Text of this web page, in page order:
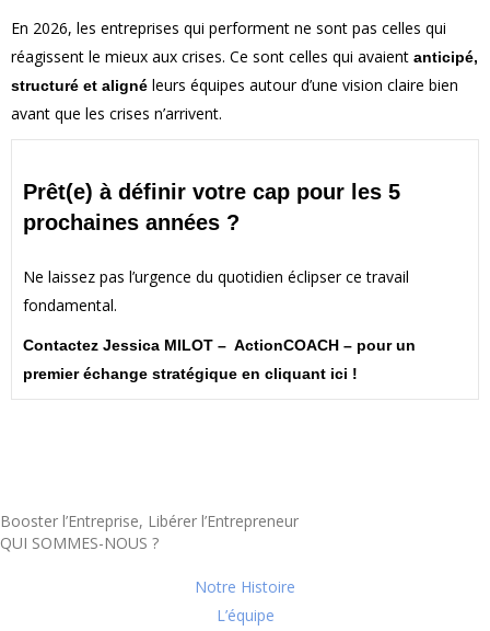
En 2026, les entreprises qui performent ne sont pas celles qui
réagissent le mieux aux crises. Ce sont celles qui avaient anticipé,
structuré et aligné leurs équipes autour d’une vision claire bien
avant que les crises n’arrivent.
Prêt(e) à définir votre cap pour les 5
prochaines années ?
Ne laissez pas l’urgence du quotidien éclipser ce travail
fondamental.
Contactez Jessica MILOT – ActionCOACH – pour un
premier échange stratégique en cliquant ici !
Booster l’Entreprise, Libérer l’Entrepreneur
QUI SOMMES-NOUS ?
Notre Histoire
L’équipe